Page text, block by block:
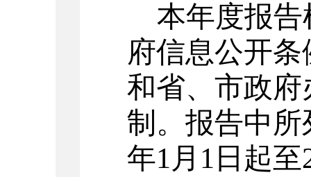
本年度报
府信息公开
和省、市政
制。报告中所
年1月1日起至